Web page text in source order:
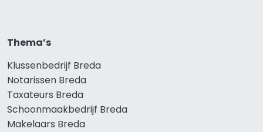
Thema’s
Klussenbedrijf Breda
Notarissen Breda
Taxateurs Breda
Schoonmaakbedrijf Breda
Makelaars Breda